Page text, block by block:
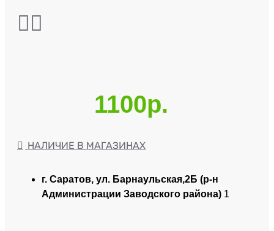
1100р.
НАЛИЧИЕ В МАГАЗИНАХ
г. Саратов, ул. Барнаульская,2Б (р-н
Администрации Заводского района) 1